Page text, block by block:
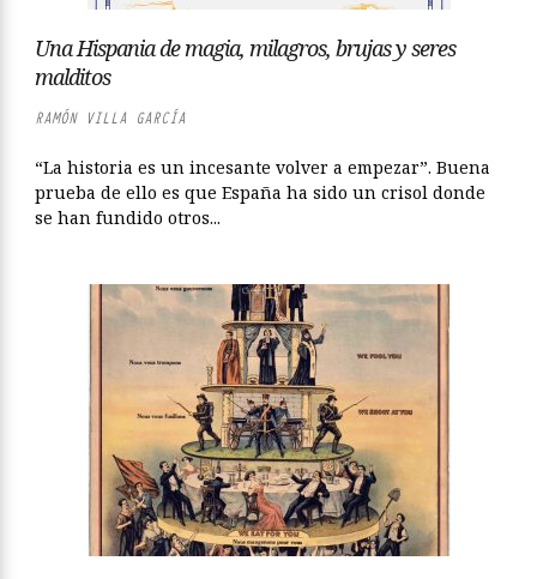
Una Hispania de magia, milagros, brujas y seres
malditos
RAMÓN VILLA GARCÍA
“La historia es un incesante volver a empezar”. Buena
prueba de ello es que España ha sido un crisol donde
se han fundido otros...